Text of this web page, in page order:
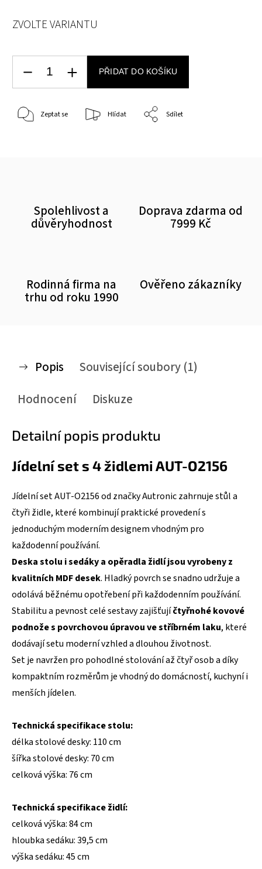
ZVOLTE VARIANTU
PŘIDAT DO KOŠÍKU
Zeptat se Hlídat Sdílet
Spolehlivost a
důvěryhodnost
Doprava zdarma od
7999 Kč
Rodinná firma na
trhu od roku 1990
Ověřeno zákazníky
Popis
Související soubory (1)
Hodnocení
Diskuze
Detailní popis produktu
Jídelní set s 4 židlemi AUT-O2156
Jídelní set AUT-O2156 od značky Autronic zahrnuje stůl a
čtyři židle, které kombinují praktické provedení s
jednoduchým moderním designem vhodným pro
každodenní používání.
Deska stolu i sedáky a opěradla židlí jsou vyrobeny z
kvalitních MDF desek. Hladký povrch se snadno udržuje a
odolává běžnému opotřebení při každodenním používání.
Stabilitu a pevnost celé sestavy zajišťujíčtyřnohé kovové
podnože s povrchovou úpravou ve stříbrném laku, které
dodávají setu moderní vzhled a dlouhou životnost.
Set je navržen pro pohodlné stolování až čtyř osob a díky
kompaktním rozměrům je vhodný do domácností, kuchyní i
menších jídelen.
Technická specifikace stolu:
délka stolové desky: 110 cm
šířka stolové desky: 70 cm
celková výška: 76 cm
Technická specifikace židlí:
celková výška: 84 cm
hloubka sedáku: 39,5 cm
výška sedáku: 45 cm